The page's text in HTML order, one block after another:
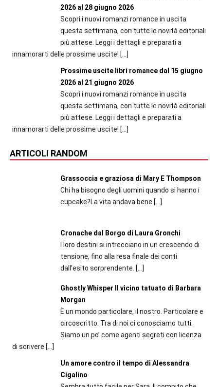
2026 al 28 giugno 2026
Scopri i nuovi romanzi romance in uscita
questa settimana, con tutte le novità editoriali
più attese. Leggi i dettagli e preparati a
innamorarti delle prossime uscite! […]
Prossime uscite libri romance dal 15 giugno
2026 al 21 giugno 2026
Scopri i nuovi romanzi romance in uscita
questa settimana, con tutte le novità editoriali
più attese. Leggi i dettagli e preparati a
innamorarti delle prossime uscite! […]
ARTICOLI RANDOM
Grassoccia e graziosa di Mary E Thompson
Chi ha bisogno degli uomini quando si hanno i
cupcake?La vita andava bene […]
Cronache dal Borgo di Laura Gronchi
I loro destini si intrecciano in un crescendo di
tensione, fino alla resa finale dei conti
dall’esito sorprendente. […]
Ghostly Whisper Il vicino tatuato di Barbara
Morgan
È un mondo particolare, il nostro. Particolare e
circoscritto. Tra di noi ci conosciamo tutti.
Siamo un po’ come agenti segreti con licenza
di scrivere […]
Un amore contro il tempo di Alessandra
Cigalino